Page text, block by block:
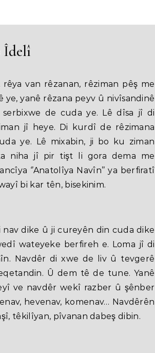
Îdelî
van rêzanan, rêziman pêş me
ye, yanê rêzana peyv û nivîsandinê
de cuda ye. Lê dîsa jî di
jî heye. Di kurdî de rêzimana
ye. Lê mixabin, ji bo ku ziman
niha jî pir tişt li gora dema me
‘’Anatolîya Navîn’’ ya berfiratî
bi kar tên, bisekinim.
dike û ji cureyên din cuda dike
wateyeke berfireh e. Loma jî di
Navdêr di xwe de liv û tevgerê
Û dem tê de tune. Yanê
ve navdêr wekî razber û şênber
hevenav, komenav… Navdêrên
têkilîyan, pîvanan dabeş dibin.